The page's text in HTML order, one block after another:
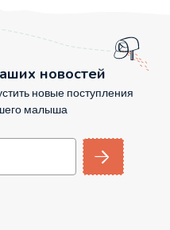
новостей
новые поступления
малыша